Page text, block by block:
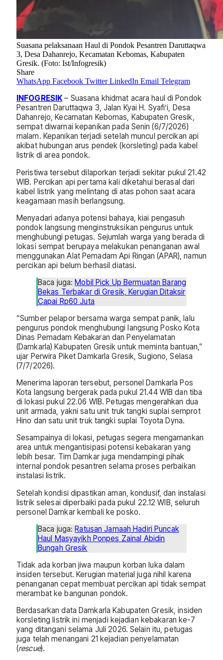
Suasana pelaksanaan Haul di Pondok Pesantren Daruttaqwa
3, Desa Dahanrejo, Kecamatan Kebomas, Kabupaten
Gresik. (Foto: Ist/Infogresik)
Share
WhatsApp Facebook Twitter LinkedIn Email Telegram
INFOGRESIK – Suasana khidmat acara haul di Pondok
Pesantren Daruttaqwa 3, Jalan Kyai H. Syafi’i, Desa
Dahanrejo, Kecamatan Kebomas, Kabupaten Gresik,
sempat diwarnai kepanikan pada Senin (6/7/2026)
malam. Kepanikan terjadi setelah muncul percikan api
akibat hubungan arus pendek (korsleting) pada kabel
listrik di area pondok.
Peristiwa tersebut dilaporkan terjadi sekitar pukul 21.42
WIB. Percikan api pertama kali diketahui berasal dari
kabel listrik yang melintang di atas pohon saat acara
keagamaan masih berlangsung.
Menyadari adanya potensi bahaya, kiai pengasuh
pondok langsung menginstruksikan pengurus untuk
menghubungi petugas. Sejumlah warga yang berada di
lokasi sempat berupaya melakukan penanganan awal
menggunakan Alat Pemadam Api Ringan (APAR), namun
percikan api belum berhasil diatasi.
Baca juga:Mobil Pick Up Bermuatan Barang
Bekas Terbakar di Gresik, Kerugian Ditaksir
Capai Rp60 Juta
“Sumber pelapor bersama warga sempat panik, lalu
pengurus pondok menghubungi langsung Posko Kota
Dinas Pemadam Kebakaran dan Penyelamatan
(Damkarla) Kabupaten Gresik untuk meminta bantuan,”
ujar Perwira Piket Damkarla Gresik, Sugiono, Selasa
(7/7/2026).
Menerima laporan tersebut, personel Damkarla Pos
Kota langsung bergerak pada pukul 21.44 WIB dan tiba
di lokasi pukul 22.06 WIB. Petugas mengerahkan dua
unit armada, yakni satu unit truk tangki suplai semprot
Hino dan satu unit truk tangki suplai Toyota Dyna.
Sesampainya di lokasi, petugas segera mengamankan
area untuk mengantisipasi potensi kebakaran yang
lebih besar. Tim Damkar juga mendampingi pihak
internal pondok pesantren selama proses perbaikan
instalasi listrik.
Setelah kondisi dipastikan aman, kondusif, dan instalasi
listrik selesai diperbaiki pada pukul 22.12 WIB, seluruh
personel Damkar kembali ke posko.
Baca juga:Ratusan Jamaah Hadiri Puncak
Haul Masyayikh Ponpes Zainal Abidin
Bungah Gresik
Tidak ada korban jiwa maupun korban luka dalam
insiden tersebut. Kerugian material juga nihil karena
penanganan cepat membuat percikan api tidak sempat
merambat ke bangunan pondok.
Berdasarkan data Damkarla Kabupaten Gresik, insiden
korsleting listrik ini menjadi kejadian kebakaran ke-7
yang ditangani selama Juli 2026. Selain itu, petugas
juga telah menangani 21 kejadian penyelamatan
(rescue).